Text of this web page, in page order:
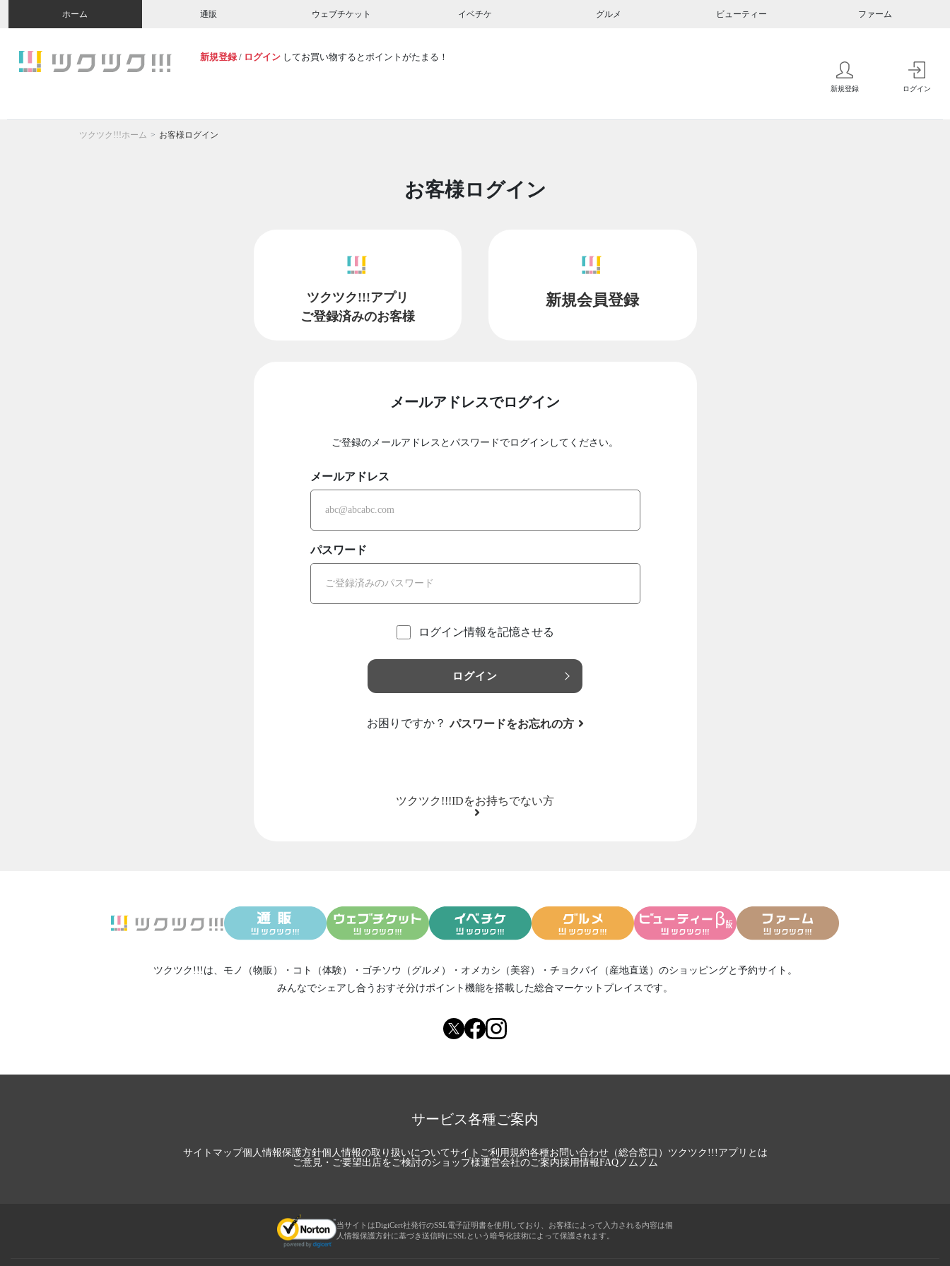
ホーム 通販 ウェブチケット イベチケ グルメ ビューティー ファーム
新規登録 / ログイン してお買い物するとポイントがたまる！
新規登録 ログイン
ツクツク!!!ホーム お客様ログイン
お客様ログイン
ツクツク!!!アプリ
ご登録済みのお客様
新規会員登録
メールアドレスでログイン
ご登録のメールアドレスとパスワードでログインしてください。
メールアドレス
パスワード
ログイン情報を記憶させる
ログイン
お困りですか？ パスワードをお忘れの方
ツクツク!!!IDをお持ちでない方
ツクツク!!!は、 モノ（物販） ・ コト（体験） ・ ゴチソウ（グルメ） ・ オメカシ（美容） ・ チョクバイ（産地直送） のショッピングと予約サイト。
みんなでシェアし合う おすそ分けポイント機能を搭載した総合マーケットプレイスです。
サービス各種ご案内
サイトマップ個人情報保護方針個人情報の取り扱いについてサイトご利用規約各種お問い合わせ（総合窓口） ツクツク!!!アプリとは
ご意見・ご要望出店をご検討のショップ様運営会社のご案内採用情報FAQノムノム
当サイトはDigiCert社発行のSSL電子証明書を使用しており、お客様によって入力される内容は個
人情報保護方針に基づき送信時にSSLという暗号化技術によって保護されます。